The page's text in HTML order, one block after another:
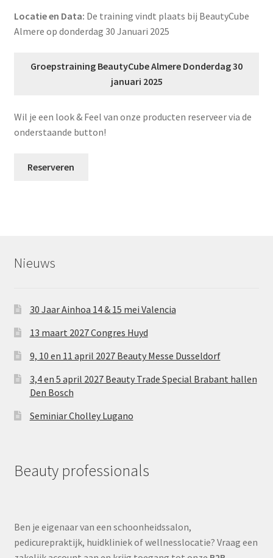
Locatie en Data: De training vindt plaats bij BeautyCube
Almere op donderdag 30 Januari 2025
Groepstraining BeautyCube Almere Donderdag 30
januari 2025
Wil je een look & Feel van onze producten reserveer via de
onderstaande button!
Reserveren
Nieuws
30 Jaar Ainhoa 14 & 15 mei Valencia
13 maart 2027 Congres Huyd
9, 10 en 11 april 2027 Beauty Messe Dusseldorf
3,4 en 5 april 2027 Beauty Trade Special Brabant hallen
Den Bosch
Seminiar Cholley Lugano
Beauty professionals
Ben je eigenaar van een schoonheidssalon,
pedicurepraktijk, huidkliniek of wellnesslocatie? Vraag een